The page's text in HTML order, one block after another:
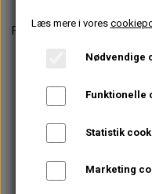
Forside Lashes Perfect
Læs mere i vores
Nødvendige
Funktionelle
Statistik
Marketing